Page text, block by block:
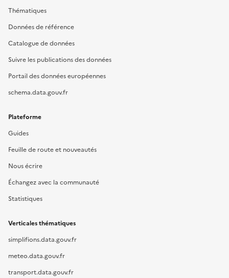
Thématiques
Données de référence
Catalogue de données
Suivre les publications des données
Portail des données européennes
schema.data.gouv.fr
Plateforme
Guides
Feuille de route et nouveautés
Nous écrire
Échangez avec la communauté
Statistiques
Verticales thématiques
simplifions.data.gouv.fr
meteo.data.gouv.fr
transport.data.gouv.fr